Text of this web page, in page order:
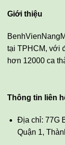
Giới thiệu
tại TPHCM, với
hơn 12000 ca
Thông tin liên
Địa chỉ: 77G
Quận 1,